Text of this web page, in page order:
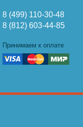
8 (499) 110-30-48
8 (812) 603-44-85
Принимаем к оплате